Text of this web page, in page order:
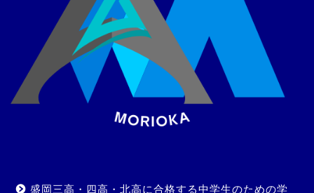
盛岡三高・四高・北高に合格する中学生のための学